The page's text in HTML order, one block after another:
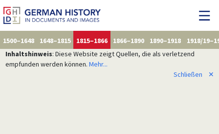
1500–1648 1648–1815 1815–1866 1866–1890 1890–1918
1918/
Inhaltshinweis: Diese Website zeigt Quellen, die als verletzend
empfunden werden können. Mehr...
Schließen
✕